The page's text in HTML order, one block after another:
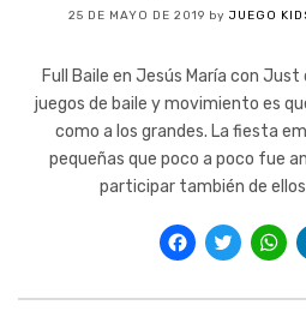
25 DE MAYO DE 2019 by JUEGO
Full Baile en Jesús María con
juegos de baile y movimiento es
como a los grandes. La fiesta
pequeñas que poco a poco fue
participar también de